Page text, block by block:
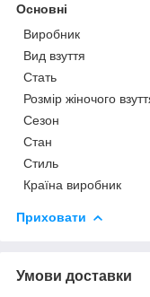
Основні
Виробник
Вид взуття
Стать
Розмір жіночого
Сезон
Стан
Стиль
Країна виробник
Приховати
Умови доставки